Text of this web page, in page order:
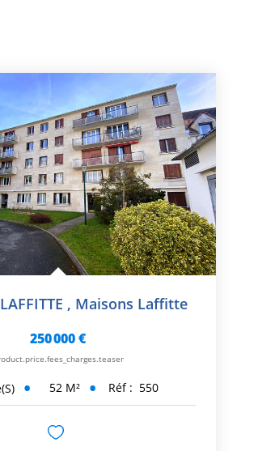
, Maisons Laffitte
250 000 €
52 M² Réf : 550